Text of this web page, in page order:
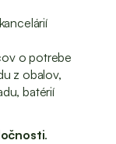
o potrebe
z obalov,
batérií
.